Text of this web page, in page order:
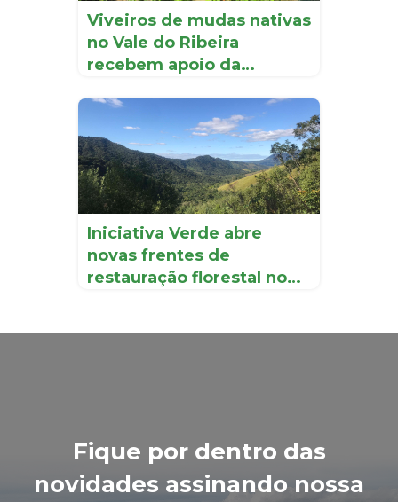
Viveiros de mudas nativas
no Vale do Ribeira
recebem apoio da
Iniciativa Verde abre
novas frentes de
restauração florestal no
Fique por dentro das
novidades assinando nossa